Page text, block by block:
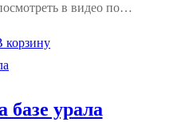
в видео по…
корзину
базе урала